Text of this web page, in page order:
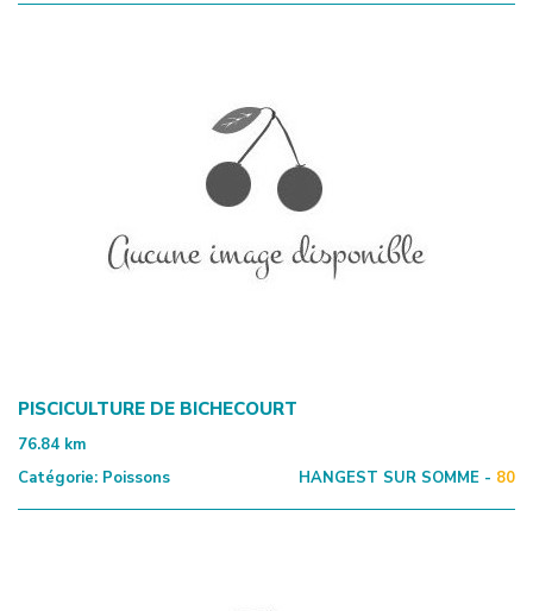
PISCICULTURE DE BICHECOURT
76.84 km
Catégorie: Poissons HANGEST SUR SOMME - 80